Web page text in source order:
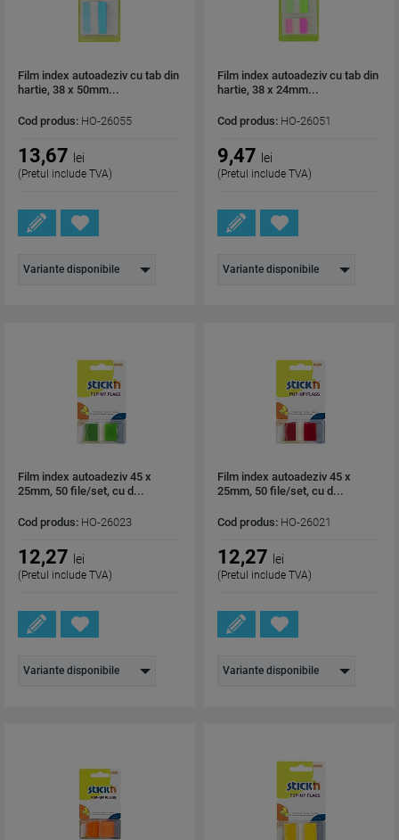
Film index autoadeziv cu tab din
hartie, 38 x 50mm...
Cod produs: HO-26055
13,67 lei
(Pretul include TVA)
Variante disponibile
Film index autoadeziv cu tab din
hartie, 38 x 24mm...
Cod produs: HO-26051
9,47 lei
(Pretul include TVA)
Variante disponibile
Film index autoadeziv 45 x
25mm, 50 file/set, cu d...
Cod produs: HO-26023
12,27 lei
(Pretul include TVA)
Variante disponibile
Film index autoadeziv 45 x
25mm, 50 file/set, cu d...
Cod produs: HO-26021
12,27 lei
(Pretul include TVA)
Variante disponibile